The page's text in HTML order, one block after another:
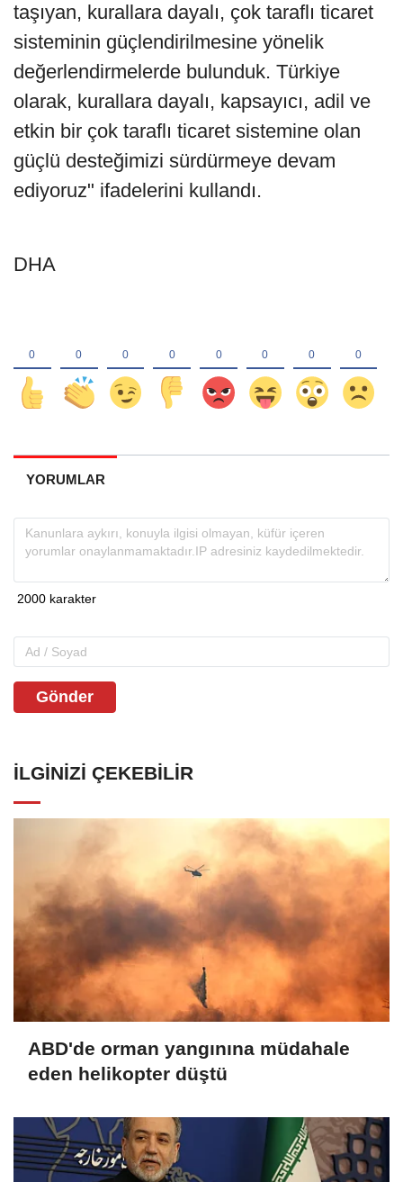
taşıyan, kurallara dayalı, çok taraflı ticaret
sisteminin güçlendirilmesine yönelik
değerlendirmelerde bulunduk. Türkiye
olarak, kurallara dayalı, kapsayıcı, adil ve
etkin bir çok taraflı ticaret sistemine olan
güçlü desteğimizi sürdürmeye devam
ediyoruz" ifadelerini kullandı.
DHA
YORUMLAR
Gönder
İLGINIZI ÇEKEBILIR
ABD'de orman yangınına müdahale
eden helikopter düştü